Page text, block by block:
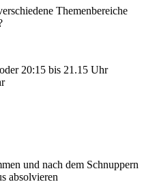
Themenbereiche
20:15 bis 21.15 Uhr
und nach dem Schnuppern
absolvieren